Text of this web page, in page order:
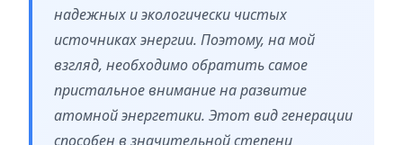
надежных и экологически чистых
источниках энергии. Поэтому, на мой
взгляд, необходимо обратить самое
пристальное внимание на развитие
атомной энергетики. Этот вид генерации
способен в значительной степени